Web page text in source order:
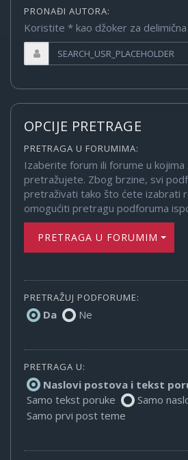
PRONAĐI AUTORA:
Koristite * kao džoker za
OPCIJE PRETRAGE
PRETRAGA U FORUMIMA:
Izaberite forum ili forume u kojima
pretražujete. Zbog brzine, svi
pretraživati tako što ćete izabrati
omogućiti pretragu podforuma
PRETRAGA U FORUMIMA
PRETRAŽUJ PODFORUME:
Da Ne
PRETRAGA U:
Naslovi postova i tekst
Samo tekst poruke
Samo
Samo prvi post teme